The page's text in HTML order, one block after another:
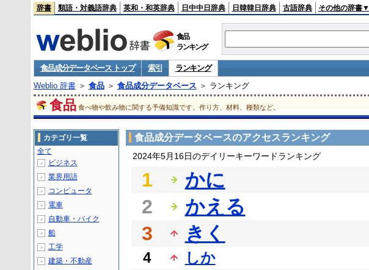
辞書 類語・対義語辞典 英和・和英辞典 日中中日辞典 日韓韓日辞典 古語辞典 その他の辞書▼
食品
ランキング
食品成分データベース トップ 索引
ランキング
Weblio 辞書＞ 食品＞ 食品成分データベース ＞ ランキング
食品 食べ物や飲み物に関する予備知識です。作り方、材料、種類など。
食品成分データベースのアクセスランキング
2024年5月16日のデイリーキーワードランキング
1
かに
2
かえる
3
きく
4
しか
カテゴリ一覧
全て
＋ ビジネス
＋ 業界用語
＋ コンピュータ
＋ 電車
＋ 自動車・バイク
＋ 船
＋ 工学
＋ 建築・不動産